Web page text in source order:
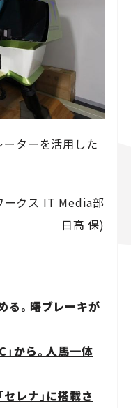
ーターを活用した
ークス IT Media部
日高 保)
る。曙ブレーキが
」から。人馬一体
レナ」に搭載さ